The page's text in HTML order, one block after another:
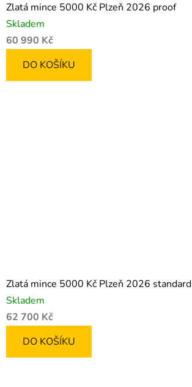
Zlatá mince 5000 Kč Plzeň 2026 proof
Skladem
60 990 Kč
DO KOŠÍKU
Zlatá mince 5000 Kč Plzeň 2026 standard
Skladem
62 700 Kč
DO KOŠÍKU